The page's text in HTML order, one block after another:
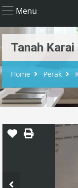
Menu
Tanah
Home Perak